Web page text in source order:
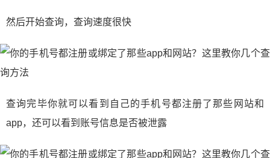
然后开始查询，查询速度很快
查询完毕你就可以看到自己的手机号都注册了那些网站和
app，还可以看到账号信息是否被泄露